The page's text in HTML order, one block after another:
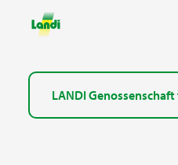
LANDI